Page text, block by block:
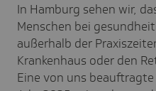
In Hamburg sehen wir,
Menschen bei
außerhalb der
Krankenhaus oder den
Eine von uns beauftragte